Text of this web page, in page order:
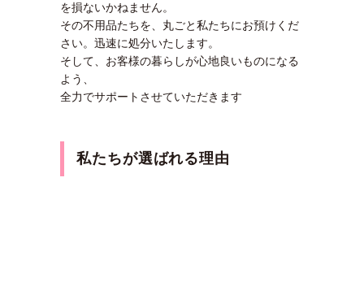
を損ないかねません。
その不用品たちを、丸ごと私たちにお預けくだ
さい。迅速に処分いたします。
そして、お客様の暮らしが心地良いものになる
よう、
全力でサポートさせていただきます
私たちが選ばれる理由